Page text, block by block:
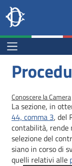
Salta al contenuto
Salta al menu di
Site
header
block
Camera dei
Menu Bar
Briciole di pane
Conoscere la Camera
La sezione, in
44, comma 3, del
contabilità, rende
selezione del
siano in corso di
quelli relativi alle
Fine pagina
Salta al contenuto
Salta al menu di
Vai a inizio pagina